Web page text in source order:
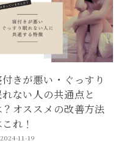
付きが悪い・ぐっすり
ない人の共通点と
？オススメの改善方法
れ！
2024-11-19